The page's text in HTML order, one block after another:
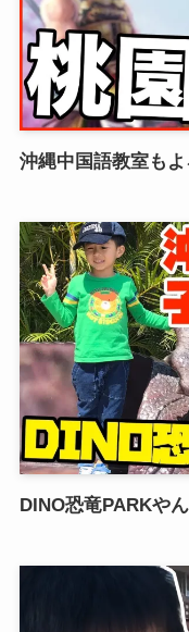
沖縄中国語教室も
DINO恐竜PARKや